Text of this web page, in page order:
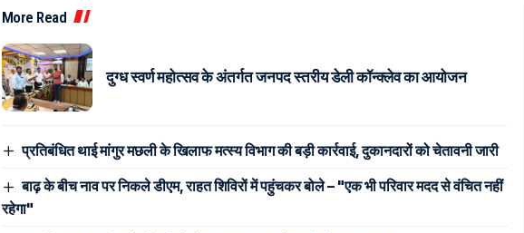
More Read
दुग्ध स्वर्ण महोत्सव के अंतर्गत जनपद स्तरीय डेली कॉन्क्लेव का आयोजन
प्रतिबंधित थाई मांगुर मछली के खिलाफ मत्स्य विभाग की बड़ी कार्रवाई, दुकानदारों को चेतावनी जारी
बाढ़ के बीच नाव पर निकले डीएम, राहत शिविरों में पहुंचकर बोले – "एक भी परिवार मदद से वंचित नहीं
रहेगा"